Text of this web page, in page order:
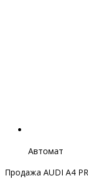
Автомат
Продажа AUDI A4